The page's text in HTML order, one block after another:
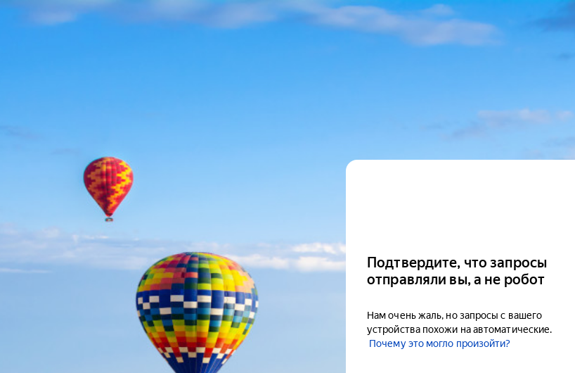
Подтвердите, что запросы
отправляли вы, а не робот
Нам очень жаль, но запросы с вашего
устройства похожи на автоматические.
Почему это могло произойти?